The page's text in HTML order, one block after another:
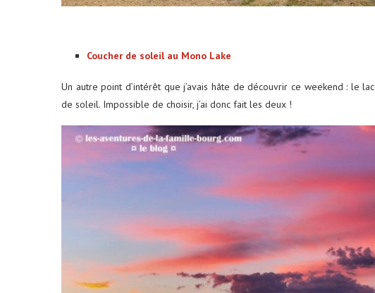
Coucher de soleil au Mono Lake
Un autre point d’intérêt que j’avais hâte de découvrir ce weekend : le lac
de soleil. Impossible de choisir, j’ai donc fait les deux !